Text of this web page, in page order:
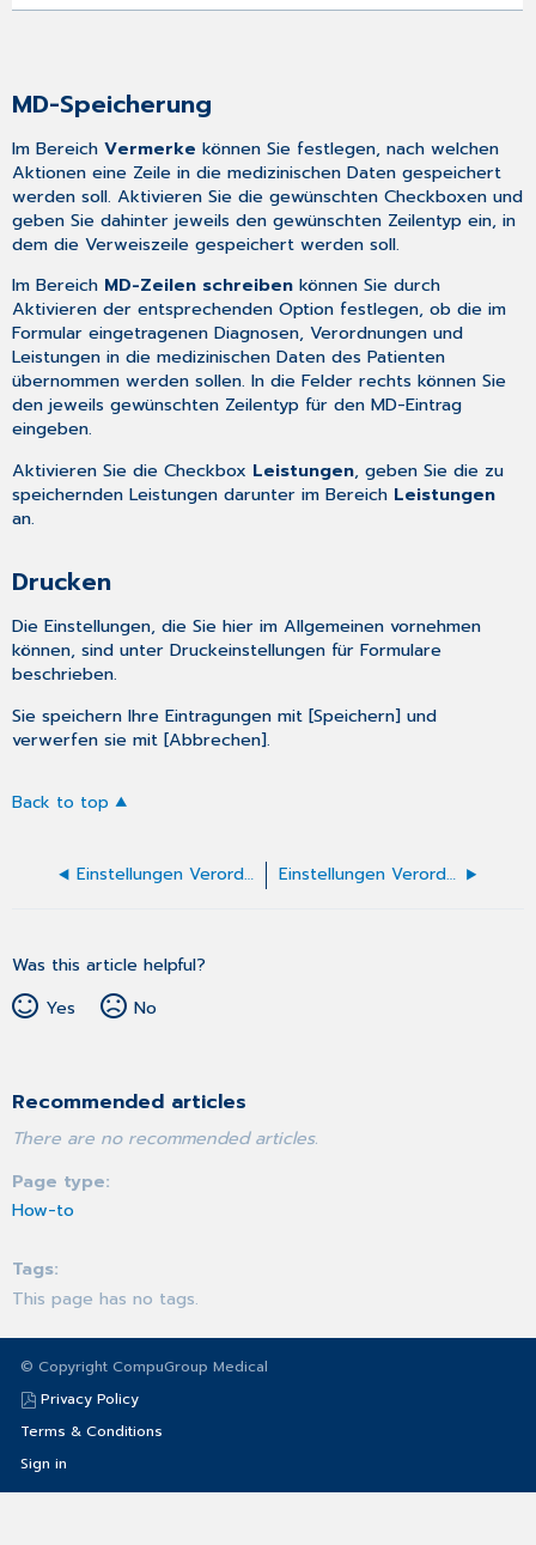
MD-Speicherung
Im BereichVermerke können Sie festlegen, nach welchen
Aktionen eine Zeile in die medizinischen Daten gespeichert
werden soll. Aktivieren Sie die gewünschten Checkboxen und
geben Sie dahinter jeweils den gewünschten Zeilentyp ein, in
dem die Verweiszeile gespeichert werden soll.
Im Bereich MD-Zeilen schreiben können Sie durch
Aktivieren der entsprechenden Option festlegen, ob die im
Formular eingetragenen Diagnosen, Verordnungen und
Leistungen in die medizinischen Daten des Patienten
übernommen werden sollen. In die Felder rechts können Sie
den jeweils gewünschten Zeilentyp für den MD-Eintrag
eingeben.
Aktivieren Sie die Checkbox Leistungen, geben Sie die zu
speichernden Leistungen darunter im Bereich Leistungen
an.
Drucken
Die Einstellungen, die Sie hier im Allgemeinen vornehmen
können, sind unterDruckeinstellungen für Formulare
beschrieben.
Sie speichern Ihre Eintragungen mit [Speichern] und
verwerfen sie mit [Abbrechen].
Back to top
Einstellungen Verordnung einer Hörhilfe Einstellungen Verordnung einer Sehhilfe
Was this article helpful?
Yes
No
Recommended articles
There are no recommended articles.
Page type
How-to
Tags
This page has no tags.
© Copyright CompuGroup Medical
Privacy Policy
Terms & Conditions
Sign in